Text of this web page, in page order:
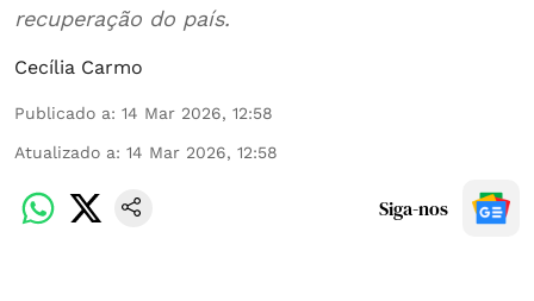
recuperação do país.
Cecília Carmo
Publicado a: 14 Mar 2026, 12:58
Atualizado a: 14 Mar 2026, 12:58
Siga-nos